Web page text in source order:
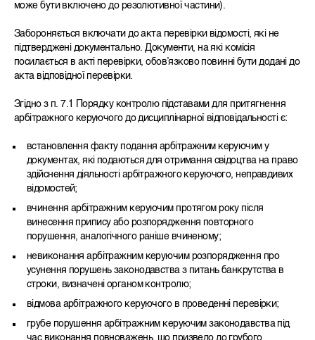
може бути включено до резолютивної частини).
Забороняється включати до акта перевірки відомості, які не
підтверджені документально. Документи, на які комісія
посилається в акті перевірки, обов’язково повинні бути додані до
акта відповідної перевірки.
Згідно з п. 7.1 Порядку контролю підставами для притягнення
арбітражного керуючого до дисциплінарної відповідальності є:
встановлення факту подання арбітражним керуючим у
документах, які подаються для отримання свідоцтва на право
здійснення діяльності арбітражного керуючого, неправдивих
відомостей;
вчинення арбітражним керуючим протягом року після
винесення припису або розпорядження повторного
порушення, аналогічного раніше вчиненому;
невиконання арбітражним керуючим розпорядження про
усунення порушень законодавства з питань банкрутства в
строки, визначені органом контролю;
відмова арбітражного керуючого в проведенні перевірки;
грубе порушення арбітражним керуючим законодавства під